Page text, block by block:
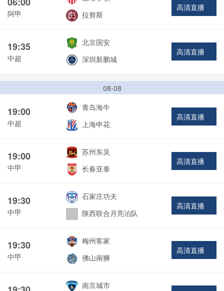
阿甲
拉努斯
高清直播
19:35
中超
北京国安
深圳新鹏城
高清直播
08-08
19:00
中超
青岛海牛
上海申花
高清直播
19:00
中甲
苏州东吴
长春亚泰
高清直播
19:30
中甲
石家庄功夫
陕西联合月亮泊队
高清直播
19:30
中甲
梅州客家
佛山南狮
高清直播
南京城市